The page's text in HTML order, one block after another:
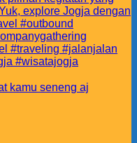
kamu seneng aj